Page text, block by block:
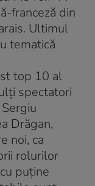
franceză din
Ultimul
tematică
top 10 al
spectatori
Drăgan,
noi, ca
rolurilor
puţine